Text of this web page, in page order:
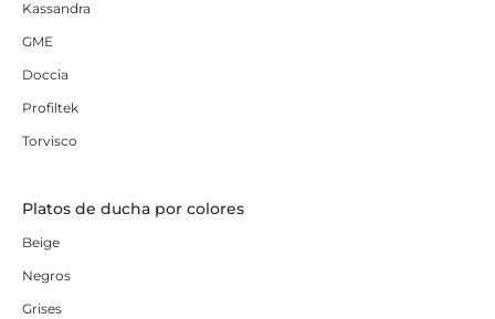
Kassandra
GME
Doccia
Profiltek
Torvisco
Platos de ducha por colores
Beige
Negros
Grises